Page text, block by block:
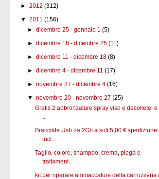
► 2012 (312)
▼ 2011 (156)
►dicembre 25 - gennaio 1 (5)
►dicembre 18 - dicembre 25 (11)
►dicembre 11 - dicembre 18 (8)
►dicembre 4 - dicembre 11 (17)
►novembre 27 - dicembre 4 (16)
▼novembre 20 - novembre 27 (25)
Gratis 2 abbronzature spray viso e decollete’ e
Bracciale Usb da 2Gb a soli 5,00 € spedizione
incl...
Taglio, colore, shampoo, crema, piega e
trattament...
kit per riparare ammaccature della carrozzeria